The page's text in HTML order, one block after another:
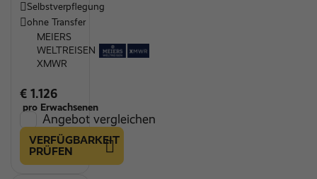
Selbstverpflegung
ohne Transfer
MEIERS
WELTREISEN
XMWR
€ 1.126
pro Erwachsenen
Angebot vergleichen
VERFÜGBARKEIT
PRÜFEN